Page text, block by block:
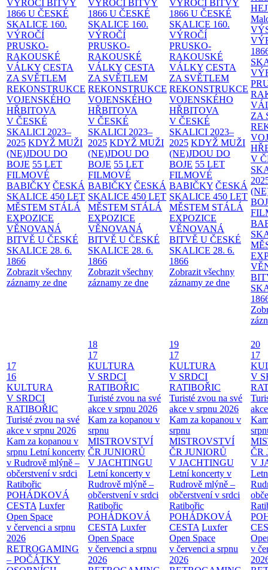
VÝROČÍ BITVY
1866 U ČESKÉ
SKALICE 160.
VÝROČÍ
PRUSKO-
RAKOUSKÉ
VÁLKY CESTA
ZA SVĚTLEM
REKONSTRUKCE
VOJENSKÉHO
HŘBITOVA
V ČESKÉ
SKALICI 2023–
2025 KDYŽ MUŽI
(NE)JDOU DO
BOJE 55 LET
FILMOVÉ
BABIČKY ČESKÁ
SKALICE 450 LET
MĚSTEM STÁLÁ
EXPOZICE
VĚNOVANÁ
BITVĚ U ČESKÉ
SKALICE 28. 6.
1866
Zobrazit všechny
záznamy ze dne
VÝROČÍ BITVY
1866 U ČESKÉ
SKALICE 160.
VÝROČÍ
PRUSKO-
RAKOUSKÉ
VÁLKY CESTA
ZA SVĚTLEM
REKONSTRUKCE
VOJENSKÉHO
HŘBITOVA
V ČESKÉ
SKALICI 2023–
2025 KDYŽ MUŽI
(NE)JDOU DO
BOJE 55 LET
FILMOVÉ
BABIČKY ČESKÁ
SKALICE 450 LET
MĚSTEM STÁLÁ
EXPOZICE
VĚNOVANÁ
BITVĚ U ČESKÉ
SKALICE 28. 6.
1866
Zobrazit všechny
záznamy ze dne
VÝROČÍ BITVY
1866 U ČESKÉ
SKALICE 160.
VÝROČÍ
PRUSKO-
RAKOUSKÉ
VÁLKY CESTA
ZA SVĚTLEM
REKONSTRUKCE
VOJENSKÉHO
HŘBITOVA
V ČESKÉ
SKALICI 2023–
2025 KDYŽ MUŽI
(NE)JDOU DO
BOJE 55 LET
FILMOVÉ
BABIČKY ČESKÁ
SKALICE 450 LET
MĚSTEM STÁLÁ
EXPOZICE
VĚNOVANÁ
BITVĚ U ČESKÉ
SKALICE 28. 6.
1866
Zobrazit všechny
záznamy ze dne
ZA
V
17
16
KULTURA
V SRDCI
RATIBOŘIC
Turisté zvou na své
akce v srpnu 2026
Kam za kopanou v
srpnu Letní koncerty
v Rudrově mlýně –
občerstvení v srdci
Ratibořic
POHÁDKOVÁ
CESTA Luxfer
Open Space
v červenci a srpnu
2026
RETROGAMING
– POČÁTKY
18
17
KULTURA
V SRDCI
RATIBOŘIC
Turisté zvou na své
akce v srpnu 2026
Kam za kopanou v
srpnu
MISTROVSTVÍ
ČR JUNIORŮ
V JACHTINGU
Letní koncerty v
Rudrově mlýně –
občerstvení v srdci
Ratibořic
POHÁDKOVÁ
CESTA Luxfer
Open Space
v červenci a srpnu
2026
19
17
KULTURA
V SRDCI
RATIBOŘIC
Turisté zvou na své
akce v srpnu 2026
Kam za kopanou v
srpnu
MISTROVSTVÍ
ČR JUNIORŮ
V JACHTINGU
Letní koncerty v
Rudrově mlýně –
občerstvení v srdci
Ratibořic
POHÁDKOVÁ
CESTA Luxfer
Open Space
v červenci a srpnu
2026
20
17
V
ČR
V
v